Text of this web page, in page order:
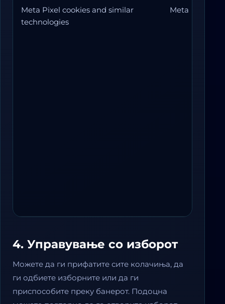
Meta Pixel cookies and similar
technologies
Meta
4. Управување со изборот
Можете да ги прифатите сите колачиња, да
ги одбиете изборните или да ги
приспособите преку банерот. Подоцна